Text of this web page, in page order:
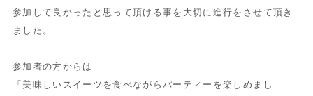
参加して良かったと思って頂ける事を大切に進行をさせて頂き
ました。
参加者の方からは
「美味しいスイーツを食べながらパーティーを楽しめまし